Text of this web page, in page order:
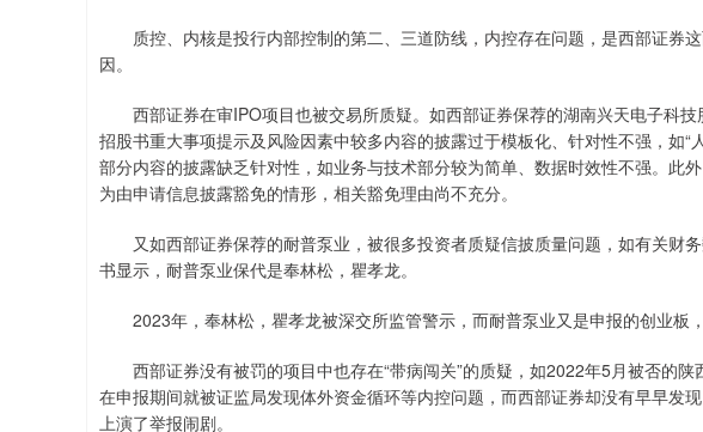
质控、内核是投行内部控制的第二、三道防线，内控存在问题，是西部证券
因。
西部证券在审IPO项目也被交易所质疑。如西部证券保荐的湖南兴天电子科技
招股书重大事项提示及风险因素中较多内容的披露过于模板化、针对性不强，如“
部分内容的披露缺乏针对性，如业务与技术部分较为简单、数据时效性不强。此
为由申请信息披露豁免的情形，相关豁免理由尚不充分。
又如西部证券保荐的耐普泵业，被很多投资者质疑信披质量问题，如有关财务
书显示，耐普泵业保代是奉林松，瞿孝龙。
2023年，奉林松，瞿孝龙被深交所监管警示，而耐普泵业又是申报的创业板
西部证券没有被罚的项目中也存在“带病闯关”的质疑，如2022年5月被否的陕
在申报期间就被证监局发现体外资金循环等内控问题，而西部证券却没有早早发
上演了举报闹剧。